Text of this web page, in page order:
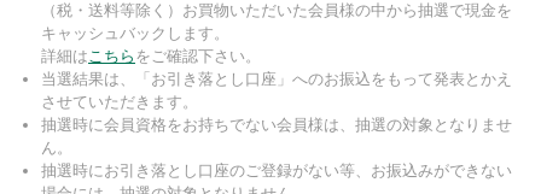
（税・送料等除く）お買物いただいた会員様の中から抽選で現金を
キャッシュバックします。
詳細はこちら をご確認下さい。
当選結果は、「お引き落とし口座」へのお振込をもって発表とかえ
させていただきます。
抽選時に会員資格をお持ちでない会員様は、抽選の対象となりませ
ん。
抽選時にお引き落とし口座のご登録がない等、お振込みができない